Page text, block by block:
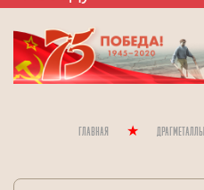
Главная Драгметаллы